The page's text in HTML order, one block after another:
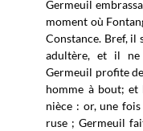
Germeuil
moment où
Constance. Bref, il
adultère, et il ne
Germeuil profite
homme à bout;
nièce : or, une
ruse ; Germeuil